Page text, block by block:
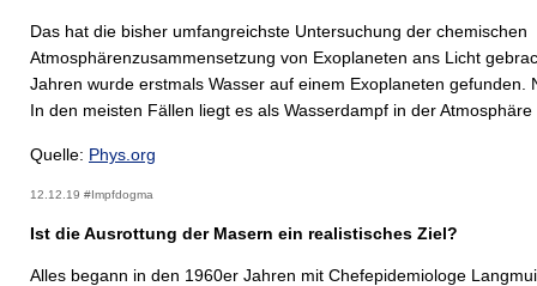
Das hat die bisher umfangreichste Untersuchung der chemischen
Atmosphärenzusammensetzung von Exoplaneten ans Licht
Jahren wurde erstmals Wasser auf einem Exoplaneten gefunden.
In den meisten Fällen liegt es als Wasserdampf in der Atmosphäre
Quelle: Phys.org
12.12.19 #Impfdogma
Ist die Ausrottung der Masern ein realistisches Ziel?
Alles begann in den 1960er Jahren mit Chefepidemiologe